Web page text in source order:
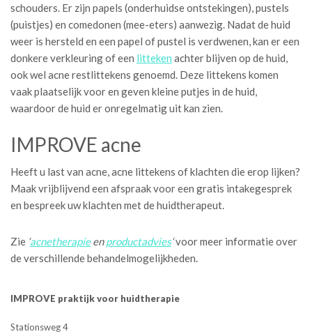
schouders. Er zijn papels (onderhuidse ontstekingen), pustels
(puistjes) en comedonen (mee-eters) aanwezig. Nadat de huid
weer is hersteld en een papel of pustel is verdwenen, kan er een
donkere verkleuring of een litteken achter blijven op de huid,
ook wel acne restlittekens genoemd. Deze littekens komen
vaak plaatselijk voor en geven kleine putjes in de huid,
waardoor de huid er onregelmatig uit kan zien.
IMPROVE acne
Heeft u last van acne, acne littekens of klachten die erop lijken?
Maak vrijblijvend een afspraak voor een gratis intakegesprek
en bespreek uw klachten met de huidtherapeut.
Zie ‘acnetherapieenproductadvies‘voor meer informatie over
de verschillende behandelmogelijkheden.
IMPROVE praktijk voor huidtherapie
Stationsweg 4